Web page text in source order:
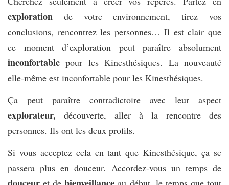
exploration de votre environnement, tirez vos
conclusions, rencontrez les personnes… Il est clair que
ce moment d’exploration peut paraître absolument
inconfortable pour les Kinesthésiques. La nouveauté
elle-même est inconfortable pour les Kinesthésiques.
Ça peut paraître contradictoire avec leur aspect
explorateur, découverte, aller à la rencontre des
personnes. Ils ont les deux profils.
Si vous acceptez cela en tant que Kinesthésique, ça se
passera plus en douceur. Accordez-vous un temps de